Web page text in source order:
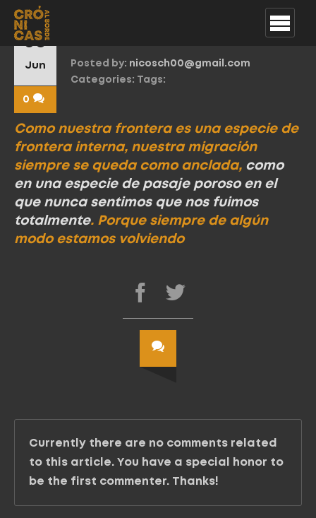
Posted by: nicosch00@gmail.com
Categories: Tags:
30
Jun
0
Como nuestra frontera es una especie de
frontera interna, nuestra migración
siempre se queda como anclada, como
en una especie de pasaje poroso en el
que nunca sentimos que nos fuimos
totalmente. Porque siempre de algún
modo estamos volviendo
Currently there are no comments related
to this article. You have a special honor to
be the first commenter. Thanks!